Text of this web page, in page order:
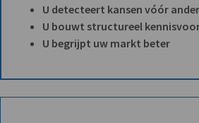
U detecteert kansen vóór
U bouwt structureel
U begrijpt uw markt beter